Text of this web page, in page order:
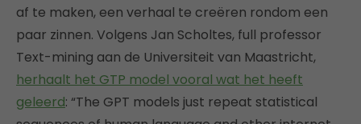
af te maken, een verhaal te creëren rondom een
paar zinnen. Volgens Jan Scholtes, full professor
Text-mining aan de Universiteit van Maastricht,
herhaalt het GTP model vooral wat het heeft
geleerd: “The GPT models just repeat statistical